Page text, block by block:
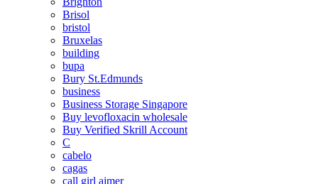
Brisol
bristol
Bruxelas
building
bupa
Bury St.Edmunds
business
Business Storage Singapore
Buy levofloxacin wholesale
Buy Verified Skrill Account
C
cabelo
cagas
call girl ajmer